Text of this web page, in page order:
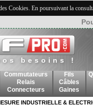
Cookies. En poursuivant la
besoins !
Commutateurs
Relais
Connecteurs
Fils
Câbles
Gaines
INDUSTRIELLE &